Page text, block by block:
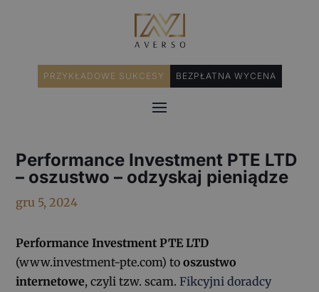
PRZYKŁADOWE SUKCESY BEZPŁATNA WYCENA
Performance Investment PTE LTD
– oszustwo – odzyskaj pieniądze
gru 5, 2024
Performance Investment PTE LTD
(www.investment-pte.com) tooszustwo
internetowe, czyli tzw. scam.Fikcyjni doradcy